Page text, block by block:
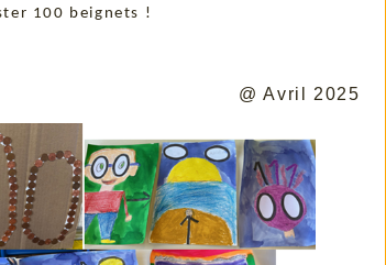
100 beignets !
@ Avril 2025